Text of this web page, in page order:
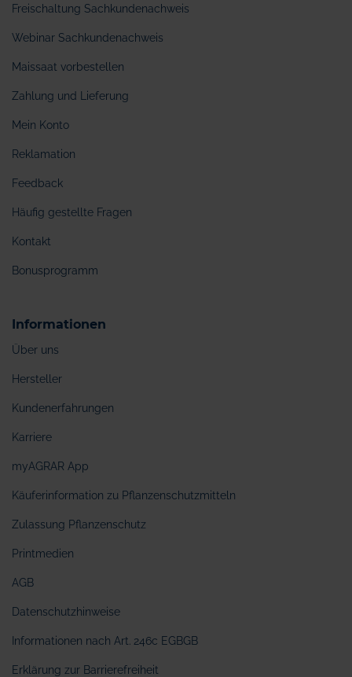
Freischaltung Sachkundenachweis
Webinar Sachkundenachweis
Maissaat vorbestellen
Zahlung und Lieferung
Mein Konto
Reklamation
Feedback
Häufig gestellte Fragen
Kontakt
Bonusprogramm
Informationen
Über uns
Hersteller
Kundenerfahrungen
Karriere
myAGRAR App
Käuferinformation zu Pflanzenschutzmitteln
Zulassung Pflanzenschutz
Printmedien
AGB
Datenschutzhinweise
Informationen nach Art. 246c EGBGB
Erklärung zur Barrierefreiheit